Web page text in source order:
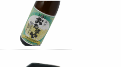
の大麦に白麹菌を
養して『大麦白
した！大麦麹から